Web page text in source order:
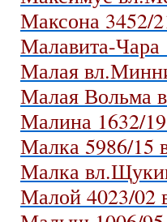
Максона 3452/
Малавита-
Малая
Малая Вольма
Малина 1632/
Малка 5986/15
Малка
Малой 4023/02